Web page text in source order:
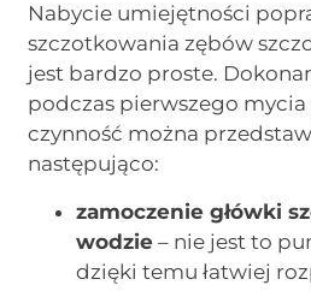
Nabycie umiejętności
szczotkowania zębów
jest bardzo proste.
podczas pierwszego mycia
czynność można
następująco:
zamoczenie główki
wodzie – nie jest to
dzięki temu łatwiej